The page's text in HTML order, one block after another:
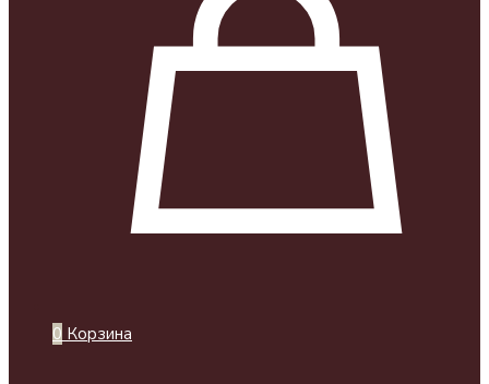
0 Корзина